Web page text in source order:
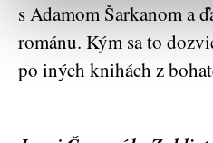
s Adamom Šarkanom a
románu. Kým sa to
po iných knihách z